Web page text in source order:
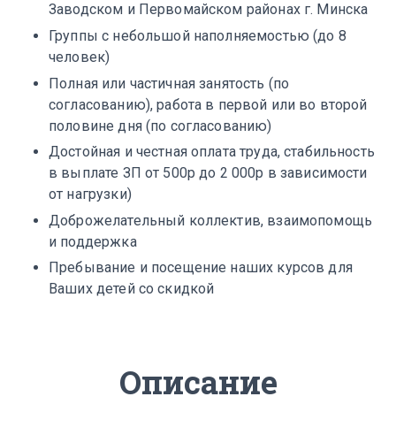
Заводском и Первомайском районах г. Минска
Группы с небольшой наполняемостью (до 8
человек)
Полная или частичная занятость (по
согласованию), работа в первой или во второй
половине дня (по согласованию)
Достойная и честная оплата труда, стабильность
в выплате ЗП от 500р до 2 000р в зависимости
от нагрузки)
Доброжелательный коллектив, взаимопомощь
и поддержка
Пребывание и посещение наших курсов для
Ваших детей со скидкой
Описание